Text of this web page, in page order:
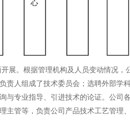
。根据管理机构及人员变动情况
人组成了技术委员会；选聘外部学
专业指导、引进技术的论证。公司
管等，负责公司产品技术工艺管理